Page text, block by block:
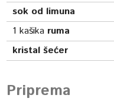
sok od limuna
1 kašika ruma
kristal šećer
Priprema